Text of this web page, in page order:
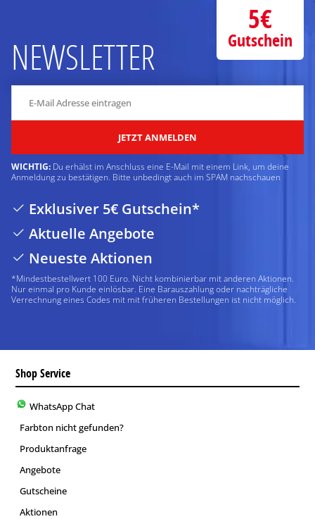
NEWSLETTER
JETZT ANMELDEN
WICHTIG: Du erhälst im Anschluss eine E-Mail mit einem Link, um deine
Anmeldung zu bestätigen. Bitte unbedingt auch im SPAM nachschauen
Exklusiver 5€ Gutschein*
Aktuelle Angebote
Neueste Aktionen
*Mindestbestellwert 100 Euro. Nicht kombinierbar mit anderen Aktionen.
Nur einmal pro Kunde einlösbar. Eine Barauszahlung oder nachträgliche
Verrechnung eines Codes mit mit früheren Bestellungen ist nicht möglich.
5€
Gutschein
Shop Service
WhatsApp Chat
Farbton nicht gefunden?
Produktanfrage
Angebote
Gutscheine
Aktionen